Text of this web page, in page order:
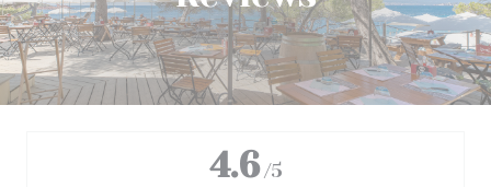
4.6 /5